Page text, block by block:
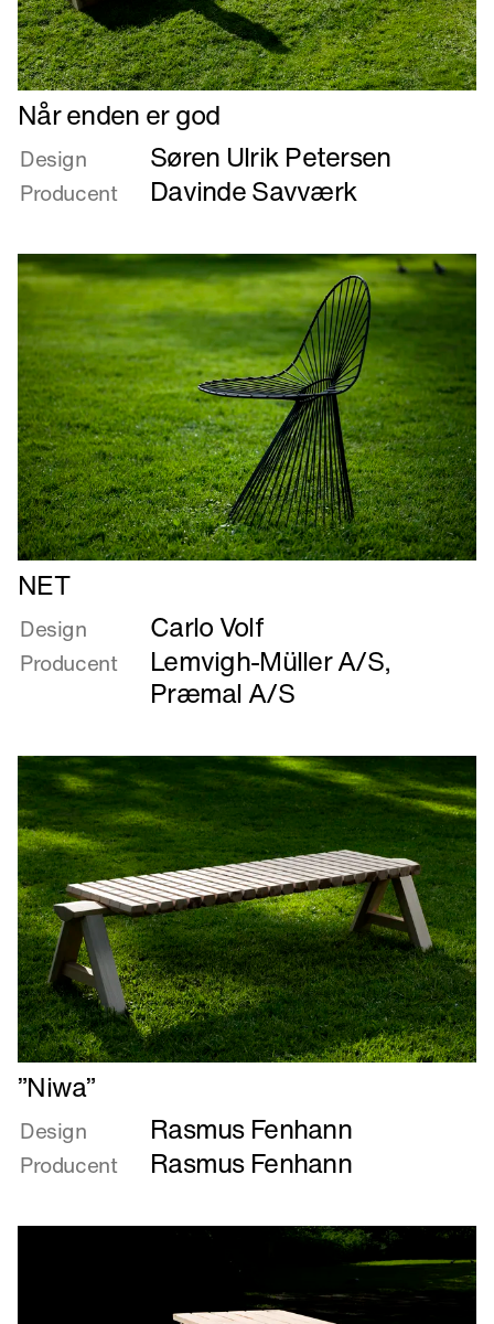
Læs
mere
om
Når
enden
god
Når enden er god
Design Søren Ulrik Petersen
Producent Davinde Savværk
Læs
mere
om
NET
NET
Design Carlo Volf
Producent Lemvigh-Müller A/S,
Præmal A/S
Læs
mere
om
”Niwa”
”Niwa”
Design Rasmus Fenhann
Producent Rasmus Fenhann